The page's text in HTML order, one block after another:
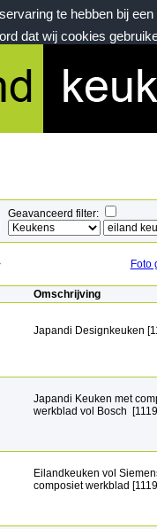
te hebben bij
dat wij cookies
Geavanceerd filter:
Foto
Omschrijving
Japandi Designkeuken
Japandi Keuken met
werkblad vol Bosch
Eilandkeuken vol
composiet werkblad